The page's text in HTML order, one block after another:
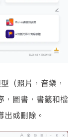
（照片，音樂，
，圖書，書籤和檔
或刪除。